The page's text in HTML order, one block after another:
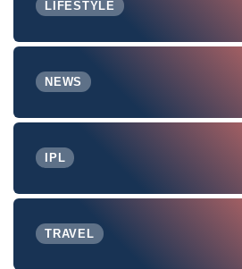
LIFESTYLE
NEWS
IPL
TRAVEL